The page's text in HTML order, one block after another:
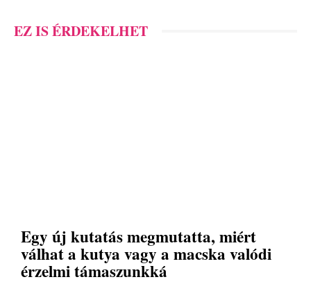
EZ IS ÉRDEKELHET
Egy új kutatás megmutatta, miért
válhat a kutya vagy a macska valódi
érzelmi támaszunkká